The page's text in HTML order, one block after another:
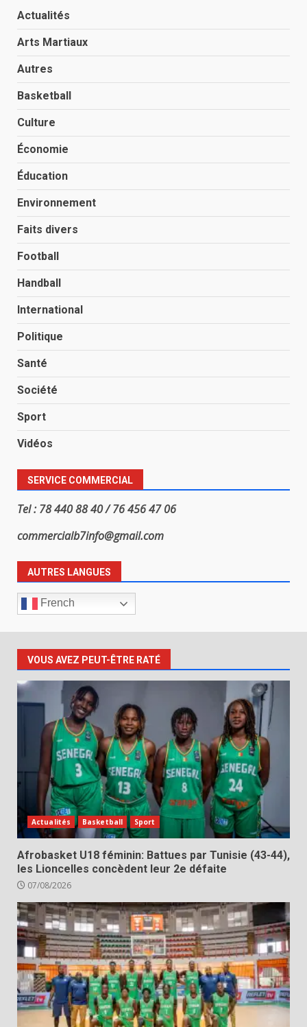
Actualités
Arts Martiaux
Autres
Basketball
Culture
Économie
Éducation
Environnement
Faits divers
Football
Handball
International
Politique
Santé
Société
Sport
Vidéos
SERVICE COMMERCIAL
Tel : 78 440 88 40 / 76 456 47 06
commercialb7info@gmail.com
AUTRES LANGUES
French
VOUS AVEZ PEUT-ÊTRE RATÉ
Actualités Basketball Sport
Afrobasket U18 féminin: Battues par Tunisie (43-44),
les Lioncelles concèdent leur 2e défaite
07/08/2026